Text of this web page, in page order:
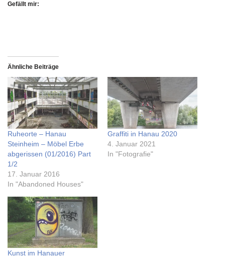
Gefällt mir:
Ähnliche Beiträge
Ruheorte – Hanau
Steinheim – Möbel Erbe
abgerissen (01/2016) Part
1/2
17. Januar 2016
In "Abandoned Houses"
Graffiti in Hanau 2020
4. Januar 2021
In "Fotografie"
Kunst im Hanauer